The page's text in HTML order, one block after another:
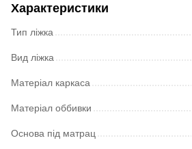
Характеристики
Тип ліжка
Вид ліжка
Матеріал каркаса
Матеріал оббивки
Основа під матрац